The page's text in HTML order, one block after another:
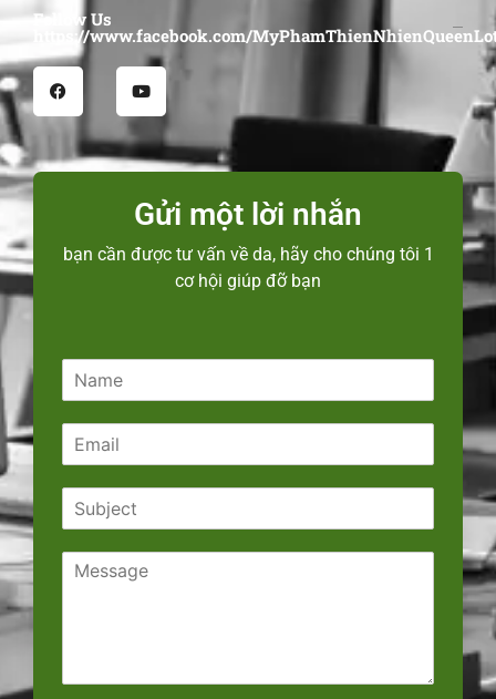
Follow Us
https://www.facebook.com/
Gửi một lời nhắn
bạn cần được tư vấn về da, hãy cho chúng tôi 1
cơ hội giúp đỡ bạn
m